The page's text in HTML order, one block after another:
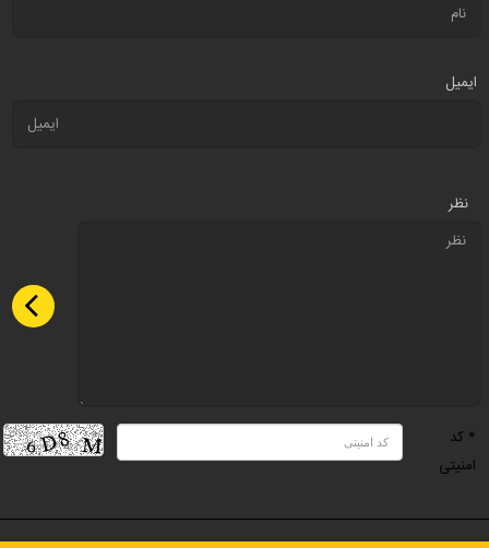
ایمیل
نظر
* کد
امنیتی